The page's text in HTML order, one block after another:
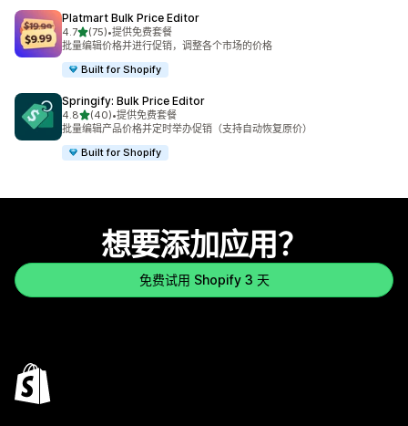
Platmart Bulk Price Editor
4.7星（满分 5 星）
(75)
总共 75 条评论
•提供免费套餐
批量编辑价格并进行促销，调整各个市场的价格
Built for Shopify
Springify: Bulk Price Editor
4.8星（满分 5 星）
(40)
总共 40 条评论
•提供免费套餐
批量编辑产品价格并定时举办促销（支持自动恢复原价）
Built for Shopify
想要添加应用？
免费试用 Shopify 3 天